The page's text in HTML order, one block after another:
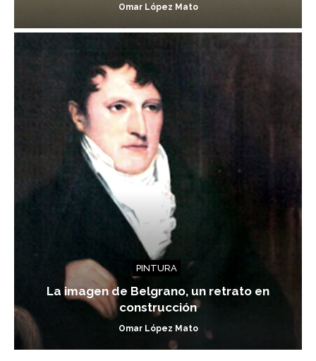
Omar López Mato
PINTURA
La imagen de Belgrano, un retrato en
construcción
Omar López Mato